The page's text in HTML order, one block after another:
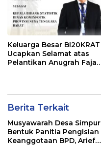
Keluarga Besar BI20KRAT
Ucapkan Selamat atas
Pelantikan Anugrah Fajar
Berita Terkait
Musyawarah Desa Simpur
Bentuk Panitia Pengisian
Keanggotaan BPD, Arief